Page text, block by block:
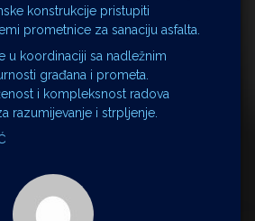
konstrukcije pristupiti
prometnice za sanaciju asfalta.
u koordinaciji sa nadležnim
građana i prometa.
i kompleksnost radova
razumijevanje i strpljenje.